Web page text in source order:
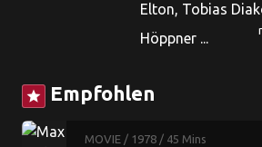
Elton, Tobias
Höppner ...
star Empfohlen
MOVIE / 1978 / 45 Mins